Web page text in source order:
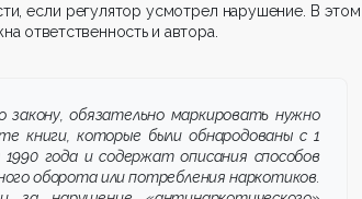
если регулятор усмотрел нарушение. В этом
ответ­ственность и автора.
закону, обязательно маркировать нужно
книги, которые были обнародованы с 1
1990 года и содержат описания способов
оборота или потребления наркотиков.